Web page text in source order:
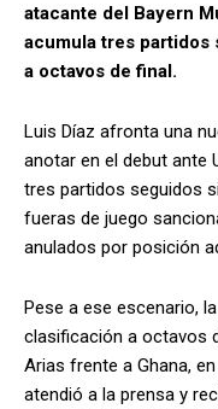
atacante del Bayern
acumula tres partidos
a octavos de final.
Luis Díaz afronta una
anotar en el debut ante
tres partidos seguidos
fueras de juego
anulados por posición
Pese a ese escenario,
clasificación a octavos
Arias frente a Ghana,
atendió a la prensa y